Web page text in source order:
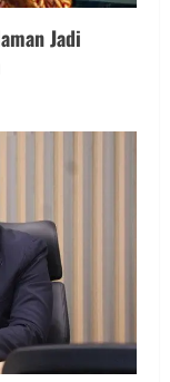
Jadi